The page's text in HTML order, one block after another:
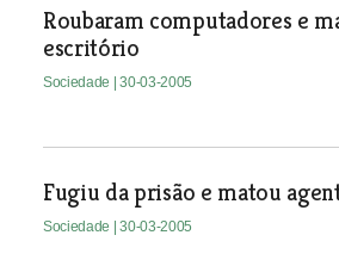
Roubaram computadores e
escritório
Sociedade | 30-03-2005
Fugiu da prisão e matou
Sociedade | 30-03-2005